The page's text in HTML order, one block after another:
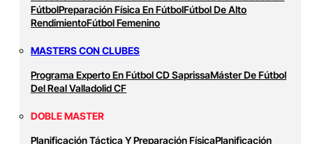
FútbolPreparación Física En FútbolFútbol De Alto
RendimientoFútbol Femenino
MASTERS CON CLUBES
Programa Experto En Fútbol CD SaprissaMáster De Fútbol
Del Real Valladolid CF
DOBLE MASTER
Planificación Táctica Y Preparación FísicaPlanificación